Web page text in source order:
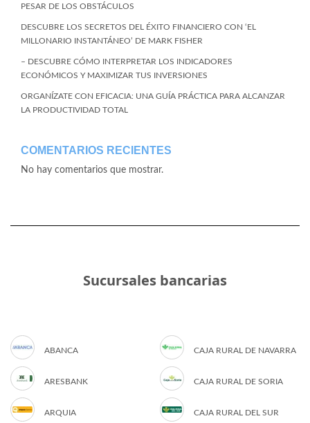
PESAR DE LOS OBSTÁCULOS
DESCUBRE LOS SECRETOS DEL ÉXITO FINANCIERO CON ‘EL
MILLONARIO INSTANTÁNEO’ DE MARK FISHER
– DESCUBRE CÓMO INTERPRETAR LOS INDICADORES
ECONÓMICOS Y MAXIMIZAR TUS INVERSIONES
ORGANÍZATE CON EFICACIA: UNA GUÍA PRÁCTICA PARA ALCANZAR
LA PRODUCTIVIDAD TOTAL
COMENTARIOS RECIENTES
No hay comentarios que mostrar.
Sucursales bancarias
ABANCA
ARESBANK
ARQUIA
CAJA RURAL DE NAVARRA
CAJA RURAL DE SORIA
CAJA RURAL DEL SUR